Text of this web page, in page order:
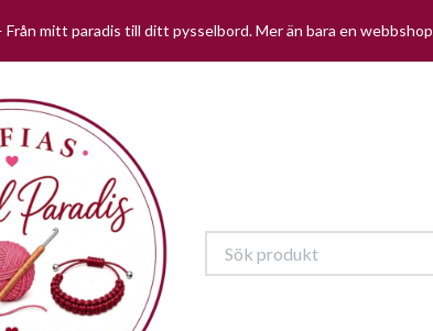
mitt paradis till ditt pysselbord. Mer än bara en